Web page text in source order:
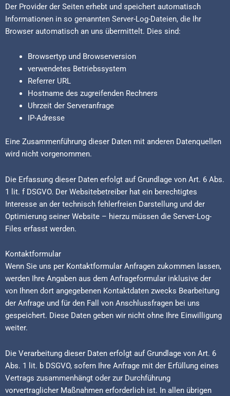
Der Provider der Seiten erhebt und speichert automatisch
Informationen in so genannten Server-Log-Dateien, die Ihr
Browser automatisch an uns übermittelt. Dies sind:
Browsertyp und Browserversion
verwendetes Betriebssystem
Referrer URL
Hostname des zugreifenden Rechners
Uhrzeit der Serveranfrage
IP-Adresse
Eine Zusammenführung dieser Daten mit anderen Datenquellen
wird nicht vorgenommen.
Die Erfassung dieser Daten erfolgt auf Grundlage von Art. 6 Abs.
1 lit. f DSGVO. Der Websitebetreiber hat ein berechtigtes
Interesse an der technisch fehlerfreien Darstellung und der
Optimierung seiner Website – hierzu müssen die Server-Log-
Files erfasst werden.
Kontaktformular
Wenn Sie uns per Kontaktformular Anfragen zukommen lassen,
werden Ihre Angaben aus dem Anfrageformular inklusive der
von Ihnen dort angegebenen Kontaktdaten zwecks Bearbeitung
der Anfrage und für den Fall von Anschlussfragen bei uns
gespeichert. Diese Daten geben wir nicht ohne Ihre Einwilligung
weiter.
Die Verarbeitung dieser Daten erfolgt auf Grundlage von Art. 6
Abs. 1 lit. b DSGVO, sofern Ihre Anfrage mit der Erfüllung eines
Vertrags zusammenhängt oder zur Durchführung
vorvertraglicher Maßnahmen erforderlich ist. In allen übrigen